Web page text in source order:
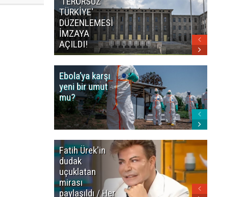
TÜRKİYE'
DÜZENLEMESİ
İMZAYA
AÇILDI!
Ebola’ya karşı
yeni bir umut
mu?
Fatih Ürek'in
dudak
uçuklatan
mirası
paylaşıldı / Her